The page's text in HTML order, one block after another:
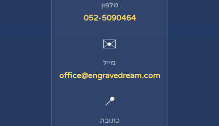
טלפון
052-5090464
✉️
מייל
office@engravedream.com
📍
כתובת